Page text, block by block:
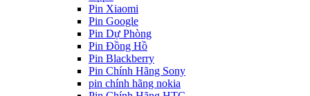
Pin Xiaomi
Pin Google
Pin Dự Phòng
Pin Đồng Hồ
Pin Blackberry
Pin Chính Hãng Sony
pin chính hãng nokia